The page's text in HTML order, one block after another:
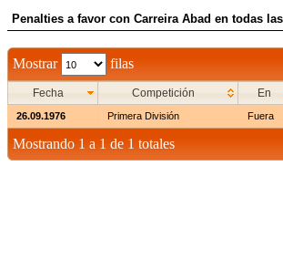
Penalties a favor con Carreira Abad en todas
Mostrar filas
Fecha Competición En
26.09.1976 Primera División Fuera
Mostrando 1 a 1 de 1 totales